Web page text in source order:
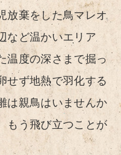
放棄をした鳥マレオ
など温かいエリア
温度の深さまで掘っ
せず地熱で羽化する
は親鳥はいませんか
もう飛び立つことが